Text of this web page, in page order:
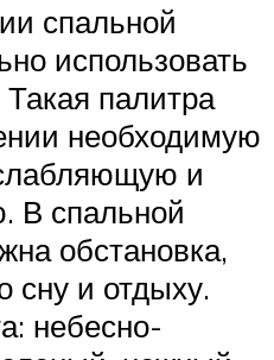
спальной
использовать
палитра
необходимую
и
В спальной
обстановка,
сну и отдыху.
небесно-